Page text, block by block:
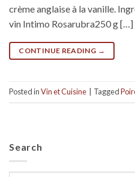
crème anglaise à la vanille.
vin Intimo Rosarubra250 g […]
CONTINUE READING →
Posted inVin et Cuisine Tagged
Search